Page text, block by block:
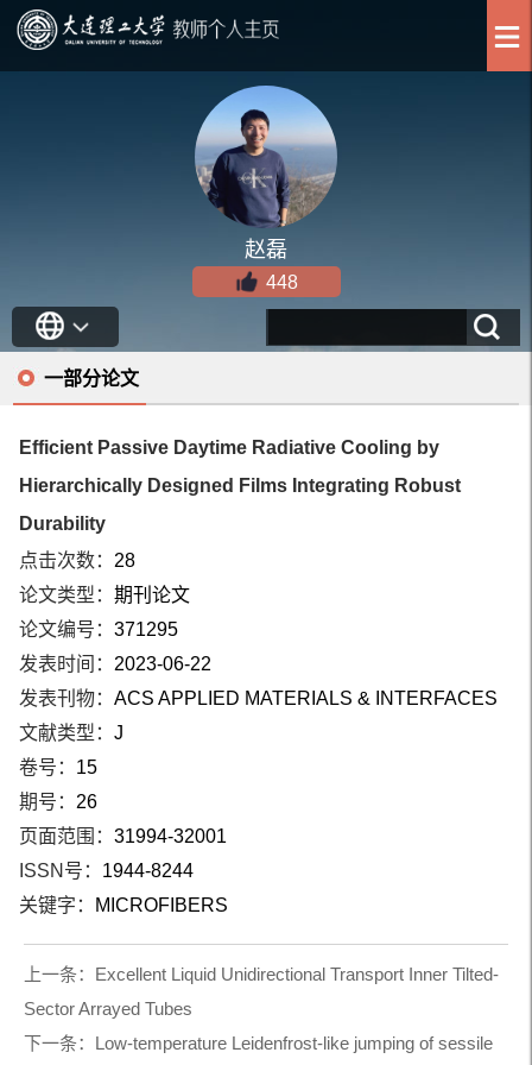
赵磊
448
一部分论文
Efficient Passive Daytime Radiative Cooling by
Hierarchically Designed Films Integrating Robust
Durability
点击次数： 28
论文类型：期刊论文
论文编号：371295
发表时间： 2023-06-22
发表刊物：ACS APPLIED MATERIALS & INTERFACES
文献类型：J
卷号： 15
期号： 26
页面范围：31994-32001
ISSN号： 1944-8244
关键字：
MICROFIBERS
上一条： Excellent Liquid Unidirectional Transport Inner Tilted-
Sector Arrayed Tubes
下一条： Low-temperature Leidenfrost-like jumping of sessile